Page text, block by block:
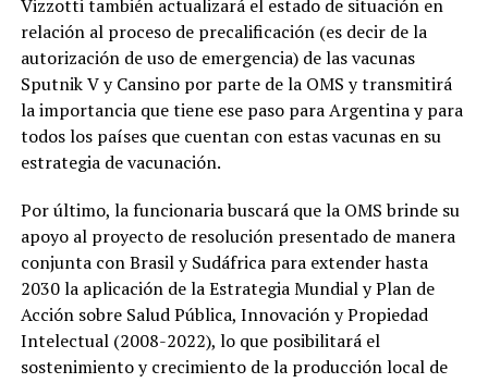
Vizzotti también actualizará el estado de situación en
relación al proceso de precalificación (es decir de la
autorización de uso de emergencia) de las vacunas
Sputnik V y Cansino por parte de la OMS y transmitirá
la importancia que tiene ese paso para Argentina y para
todos los países que cuentan con estas vacunas en su
estrategia de vacunación.
Por último, la funcionaria buscará que la OMS brinde su
apoyo al proyecto de resolución presentado de manera
conjunta con Brasil y Sudáfrica para extender hasta
2030 la aplicación de la Estrategia Mundial y Plan de
Acción sobre Salud Pública, Innovación y Propiedad
Intelectual (2008-2022), lo que posibilitará el
sostenimiento y crecimiento de la producción local de